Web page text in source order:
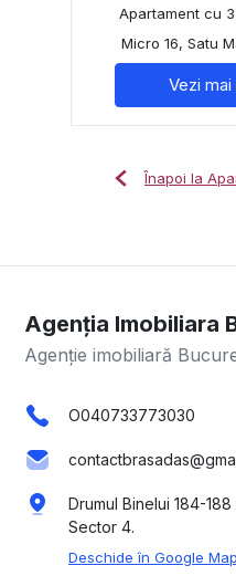
Apartament cu
Micro 16, Satu
Vezi
Înapoi la
Agenția Imobiliara
Agenție imobiliară
O040733773030
Drumul Binelui 184-
Sector 4.
Deschide în Google